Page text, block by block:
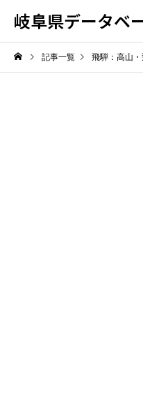
岐阜県データベ
記事一覧 飛騨：高山